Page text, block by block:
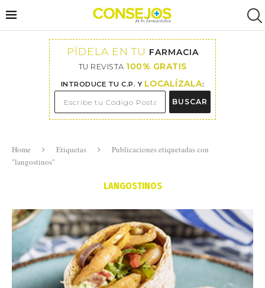
PÍDELA EN TU FARMACIA
TU REVISTA 100% GRATIS
INTRODUCE TU C.P. Y LOCALÍZALA:
BUSCAR
Home Etiquetas
Publicaciones etiquetadas con
"langostinos"
LANGOSTINOS